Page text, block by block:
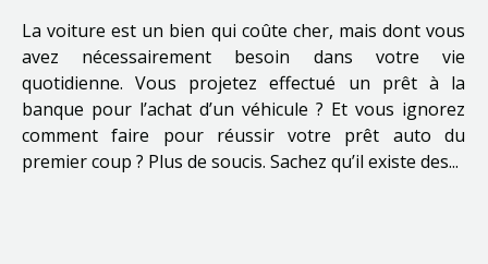
La voiture est un bien qui coûte cher, mais dont vous
avez nécessairement besoin dans votre vie
quotidienne. Vous projetez effectué un prêt à la
banque pour l’achat d’un véhicule ? Et vous ignorez
comment faire pour réussir votre prêt auto du
premier coup ? Plus de soucis. Sachez qu’il existe des...